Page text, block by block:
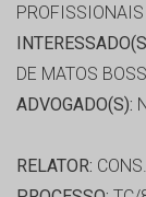
DE MATOS
ADVOGADO(S):
RELATOR: